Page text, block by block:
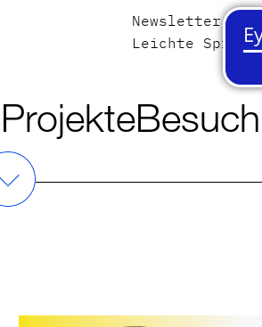
Newsletter
Leichte Sprache
ProjekteBesuch